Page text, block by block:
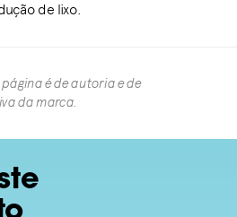
de lixo.
é de autoria e de
da marca.​